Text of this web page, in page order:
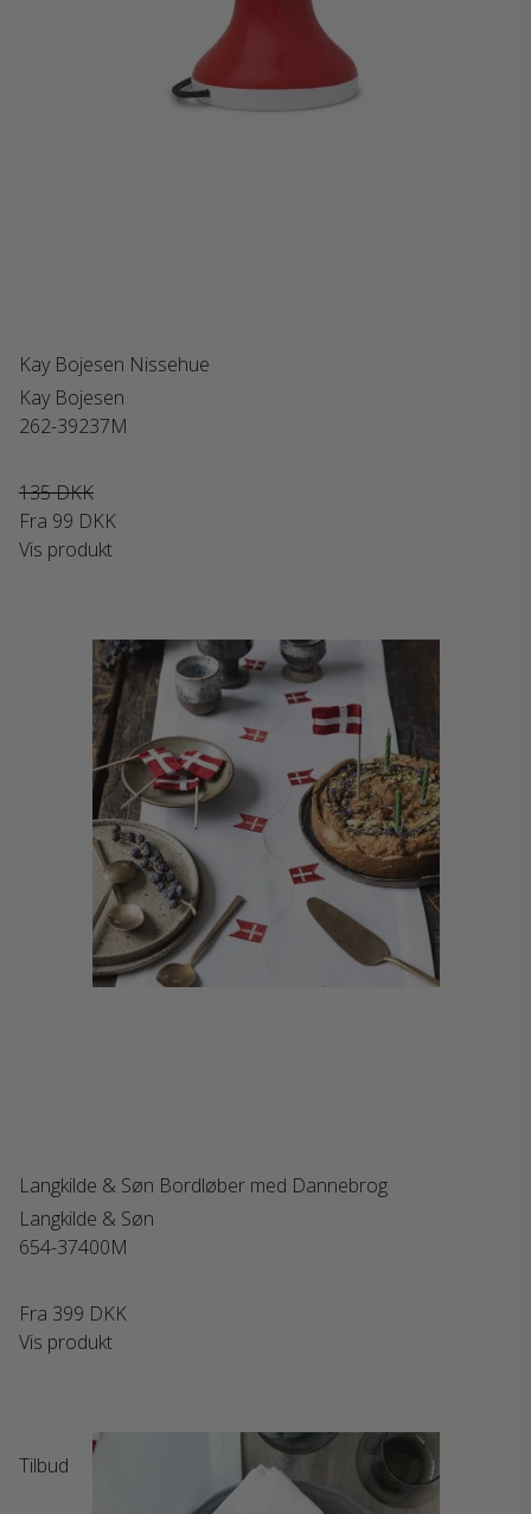
Kay Bojesen Nissehue
Kay Bojesen
262-39237M
135 DKK
Fra 99 DKK
Vis produkt
Langkilde & Søn Bordløber med Dannebrog
Langkilde & Søn
654-37400M
Fra 399 DKK
Vis produkt
Tilbud